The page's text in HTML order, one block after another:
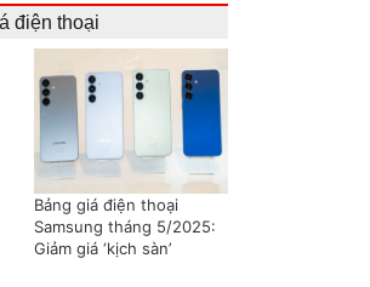
điện thoại
Bảng giá điện thoại
Samsung tháng 5/2025:
Giảm giá ‘kịch sàn’